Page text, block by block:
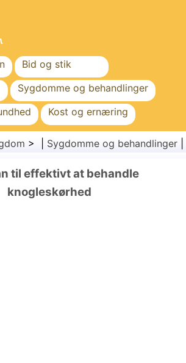
Bid og stik
Sygdomme og behandlinger
Kost og ernæring
Sundhedssektoren
> | Sygdomme og behandlinger
til effektivt at behandle
knogleskørhed